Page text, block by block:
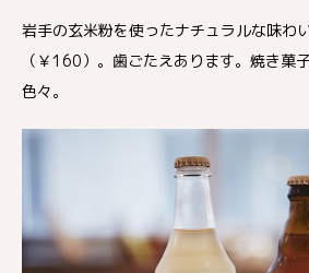
岩手の玄米粉を使ったナチュラルな味わ
（￥160）。歯ごたえあります。焼き菓
色々。